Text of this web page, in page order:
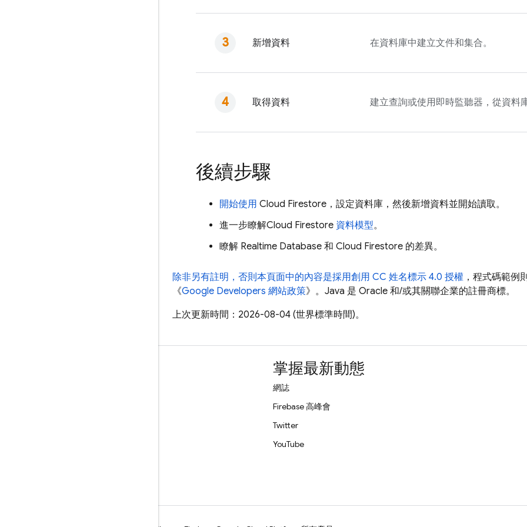
新增資料 在資料庫中建立文件和集合。
取得資料 建立查詢或使用即時監聽器，從資料
後續步驟
開始使用 Cloud Firestore ，設定資料庫，然後新增資料並開始讀取。
進一步瞭解Cloud Firestore 資料模型。
瞭解 Realtime Database 和 Cloud Firestore 的差異。
除非另有註明，否則本頁面中的內容是採用創用 CC 姓名標示 4.0 授權 ，程式碼範例
《Google Developers 網站政策》。Java 是 Oracle 和/或其關聯企業的註冊商標。
上次更新時間：2026-08-04 (世界標準時間)。
掌握最新動態
網誌
Firebase 高峰會
Twitter
YouTube